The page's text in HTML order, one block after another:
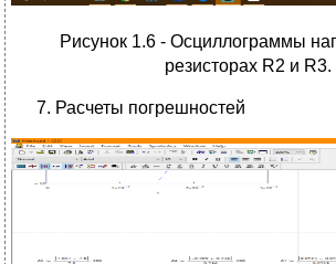
Рисунок 1.6 - Осциллограммы
резисторах R2 и R3.
Расчеты погрешностей